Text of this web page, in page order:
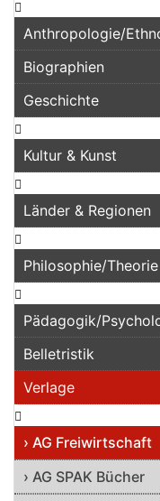
Anthropologie/
Biographien
Geschichte
Kultur & Kunst
Länder & Regionen
Philosophie/Theorie
Pädagogik/
Belletristik
Verlage
› AG Freiwirtschaft
› AG SPAK Bücher